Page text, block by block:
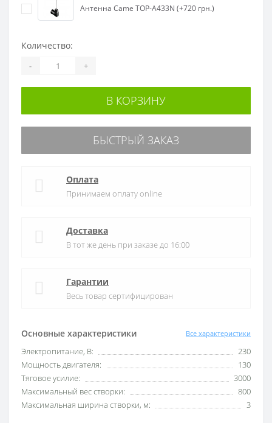
Основные характеристики Все характеристики
Электропитание, В:
230
Мощность двигателя:
130
Тяговое усилие:
3000
Максимальный вес створки:
800
Максимальная ширина створки, м:
3
Антенна Came TOP-A433N (+720 грн.)
Количество:
- +
В КОРЗИНУ
БЫСТРЫЙ ЗАКАЗ
Оплата
Принимаем оплату online
Доставка
В тот же день при заказе до 16:00
Гарантии
Весь товар сертифицирован